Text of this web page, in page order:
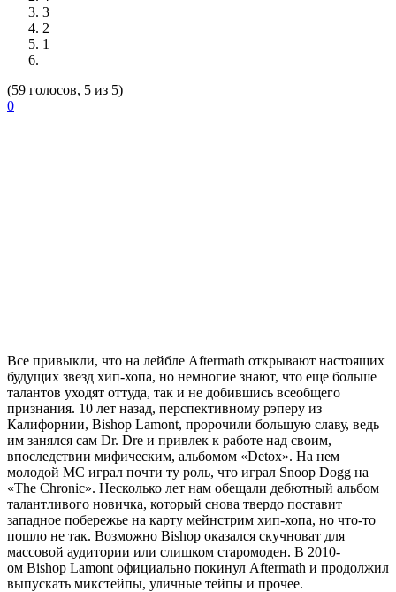
3
2
1
(59 голосов, 5 из 5)
0
Все привыкли, что на лейбле Aftermath открывают настоящих
будущих звезд хип-хопа, но немногие знают, что еще больше
талантов уходят оттуда, так и не добившись всеобщего
признания. 10 лет назад, перспективному рэперу из
Калифорнии, Bishop Lamont, пророчили большую славу, ведь
им занялся сам Dr. Dre и привлек к работе над своим,
впоследствии мифическим, альбомом «Detox». На нем
молодой MC играл почти ту роль, что играл Snoop Dogg на
«The Chronic». Несколько лет нам обещали дебютный альбом
талантливого новичка, который снова твердо поставит
западное побережье на карту мейнстрим хип-хопа, но что-то
пошло не так. Возможно Bishop оказался скучноват для
массовой аудитории или слишком старомоден. В 2010-
ом Bishop Lamont официально покинул Aftermath и продолжил
выпускать микстейпы, уличные тейпы и прочее.